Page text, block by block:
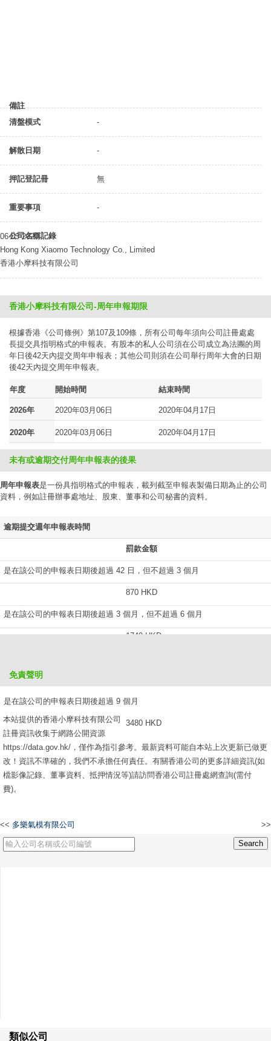
備註
清盤模式
-
解散日期 -
押記登記冊 無
重要事項 -
公司名稱記錄
06-03-2020
Hong Kong Xiaomo Technology Co., Limited
香港小摩科技有限公司
香港小摩科技有限公司-周年申報期限
根據香港《公司條例》第107及109條，所有公司每年須向公司註冊處處
長提交具指明格式的申報表。有股本的私人公司須在公司成立為法團的周
年日後42天內提交周年申報表；其他公司則須在公司舉行周年大會的日期
後42天內提交周年申報表。
年度 開始時間 結束時間
2026年 2020年03月06日 2020年04月17日
2020年 2020年03月06日 2020年04月17日
未有或逾期交付周年申報表的後果
周年申報表是一份具指明格式的申報表，載列截至申報表製備日期為止的公司
資料，例如註冊辦事處地址、股東、董事和公司秘書的資料。
逾期提交週年申報表時間
罰款金額
是在該公司的申報表日期後超過 42 日，但不超過 3 個月
870 HKD
是在該公司的申報表日期後超過 3 個月，但不超過 6 個月
1740 HKD
是在該公司的申報表日期後超過 9 個月
3480 HKD
免責聲明
本站提供的香港小摩科技有限公司
註冊資訊收集于網路公開資源
https://data.gov.hk/，僅作為指引參考。最新資料可能自本站上次更新已做更
改！資訊不準確的，我們不承擔任何責任。有關香港公司的更多詳細資訊(如
檔影像記錄、董事資料、抵押情況等)請訪問香港公司註冊處網查詢(需付
費)。
<< 多樂氣模有限公司 >>
類似公司